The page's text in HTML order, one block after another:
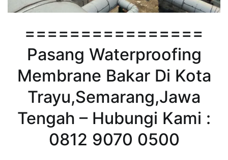
================
Pasang Waterproofing
Membrane Bakar Di Kota
Trayu,Semarang,Jawa
Tengah – Hubungi Kami :
0812 9070 0500